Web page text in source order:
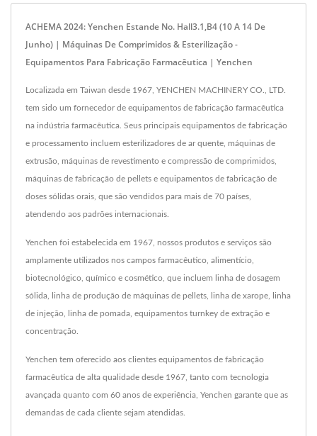
ACHEMA 2024: Yenchen Estande No. Hall3.1,B4 (10 A 14 De
Junho) | Máquinas De Comprimidos & Esterilização -
Equipamentos Para Fabricação Farmacêutica | Yenchen
Localizada em Taiwan desde 1967, YENCHEN MACHINERY CO., LTD.
tem sido um fornecedor de equipamentos de fabricação farmacêutica
na indústria farmacêutica. Seus principais equipamentos de fabricação
e processamento incluem esterilizadores de ar quente, máquinas de
extrusão, máquinas de revestimento e compressão de comprimidos,
máquinas de fabricação de pellets e equipamentos de fabricação de
doses sólidas orais, que são vendidos para mais de 70 países,
atendendo aos padrões internacionais.
Yenchen foi estabelecida em 1967, nossos produtos e serviços são
amplamente utilizados nos campos farmacêutico, alimentício,
biotecnológico, químico e cosmético, que incluem linha de dosagem
sólida, linha de produção de máquinas de pellets, linha de xarope, linha
de injeção, linha de pomada, equipamentos turnkey de extração e
concentração.
Yenchen tem oferecido aos clientes equipamentos de fabricação
farmacêutica de alta qualidade desde 1967, tanto com tecnologia
avançada quanto com 60 anos de experiência, Yenchen garante que as
demandas de cada cliente sejam atendidas.